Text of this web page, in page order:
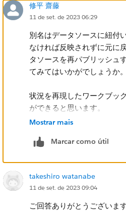
修平 齋藤
11 de set. de 2023 06:29
別名はデータソースに紐付
なければ反映されずに元に
タソースを再パブリッシュ
てみてはいかがでしょうか。
状況を再現したワークブッ
ができると思います。
Mostrar mais
Marcar como útil
takeshiro watanabe
11 de set. de 2023 09:04
ご回答ありがとうございます